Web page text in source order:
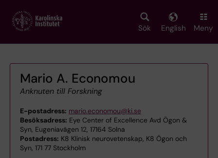
main
Sök English Meny
Mario A. Economou
Anknuten till Forskning
E-postadress: mario.economou@ki.se
Besöksadress: Eye Center of Excellence Avd Ögon &
Syn, Eugeniavägen 12, 17164 Solna
Postadress: K8 Klinisk neurovetenskap, K8 Ögon och
Syn, 171 77 Stockholm